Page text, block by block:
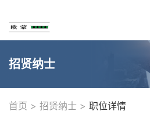
招贤纳士
首页 > 招贤纳士 > 职位详情